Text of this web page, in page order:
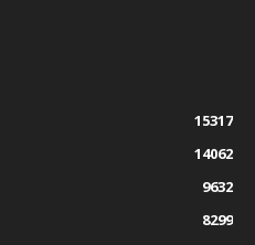
15317
14062
9632
8299